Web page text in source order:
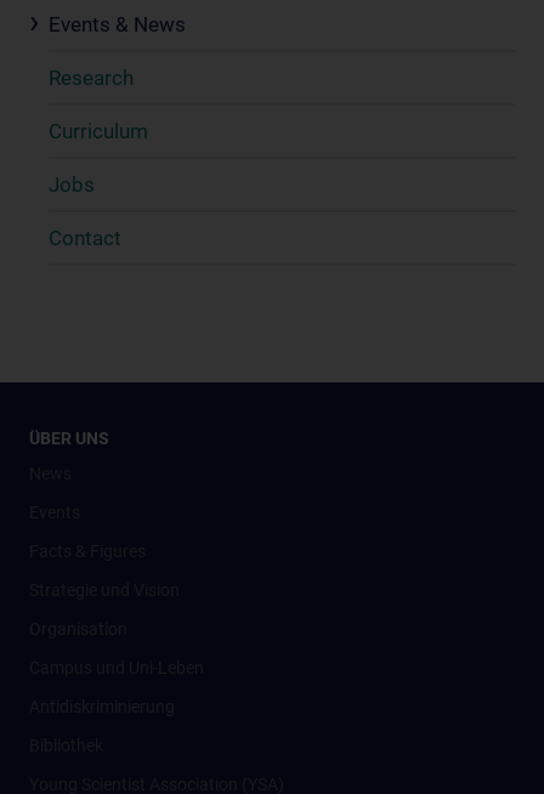
Events & News
Research
Curriculum
Jobs
Contact
ÜBER UNS